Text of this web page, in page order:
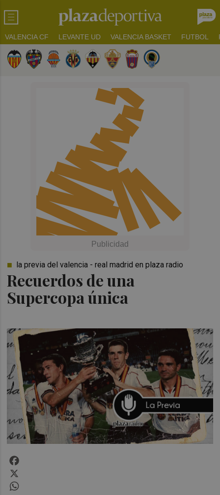
VALENCIA CF LEVANTE UD VALENCIA BASKET FUTBOL
Recuerdos de una
Supercopa única
la previa del valencia - real madrid en plaza radio